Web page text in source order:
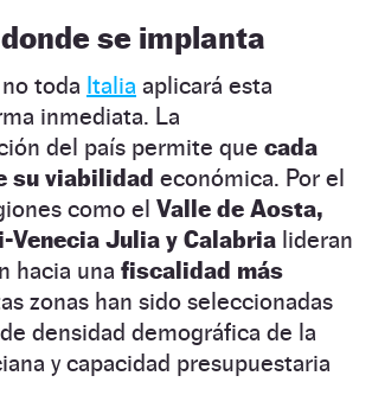
se implanta
toda Italia aplicará esta
inmediata. La
del país permite que cada
su viabilidad económica. Por el
como el Valle de Aosta,
Venecia Julia y Calabria lideran
hacia una fiscalidad más
zonas han sido seleccionadas
densidad demográfica de la
y capacidad presupuestaria